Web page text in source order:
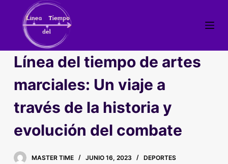
t
a
o
Línea del tiempo de artes
marciales: Un viaje a
través de la historia y
evolución del combate
MASTER TIME JUNIO 16, 2023 DEPORTES